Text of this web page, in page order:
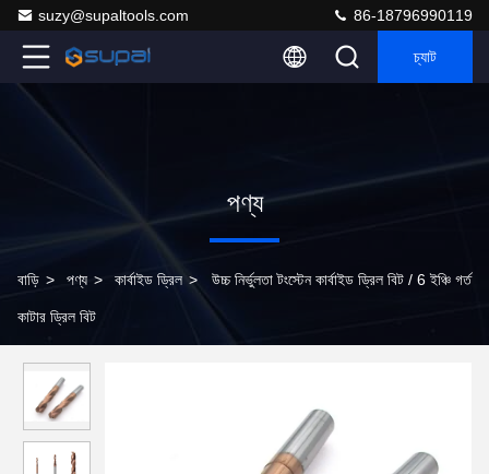
suzy@supaltools.com 86-18796990119
চ্যাট
পণ্য
বাড়ি > পণ্য > কার্বাইড ড্রিল > উচ্চ নির্ভুলতা টংস্টেন কার্বাইড ড্রিল বিট / 6 ইঞ্চি গর্ত
কাটার ড্রিল বিট